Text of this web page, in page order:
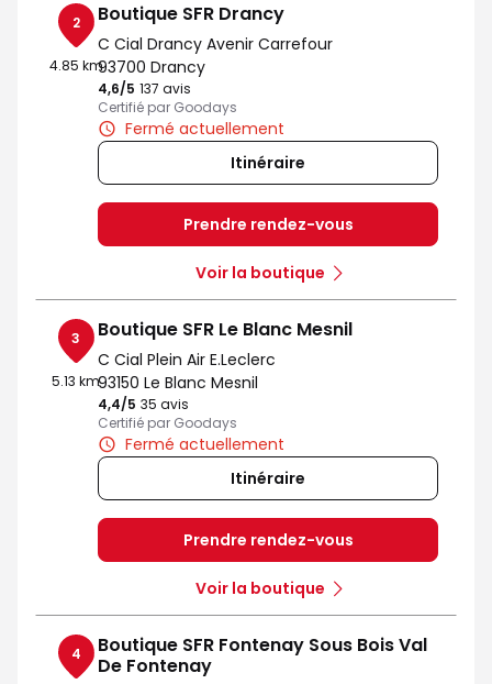
2
4.85 km
Boutique SFR Drancy
C Cial Drancy Avenir Carrefour
93700 Drancy
4,6/5 Note de 4.6 sur 5
137 avis
Certifié par Goodays
Fermé actuellement
Itinéraire
Prendre rendez-vous
Voir la boutique
3
5.13 km
Boutique SFR Le Blanc Mesnil
C Cial Plein Air E.Leclerc
93150 Le Blanc Mesnil
4,4/5 Note de 4.4 sur 5
35 avis
Certifié par Goodays
Fermé actuellement
Itinéraire
Prendre rendez-vous
Voir la boutique
4
Boutique SFR Fontenay Sous Bois Val
De Fontenay